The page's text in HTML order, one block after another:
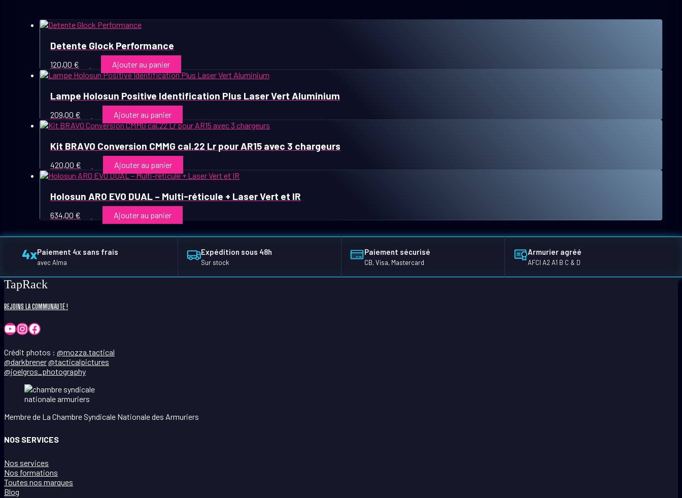
Detente Glock Performance
120,00 € Ajouter au panier
Lampe Holosun Positive Identification Plus Laser Vert Aluminium
209,00 € Ajouter au panier
Kit BRAVO Conversion CMMG cal.22 Lr pour AR15 avec 3 chargeurs
420,00 € Ajouter au panier
Holosun ARO EVO DUAL – Multi-réticule + Laser Vert et IR
634,00 € Ajouter au panier
Paiement 4x sans frais
avec Alma
Expédition sous 48h
Sur stock
Paiement sécurisé
CB, Visa, Mastercard
Armurier agréé
AFCI A2 A1 B C & D
TapRack
REJOINS LA COMMUNAUTÉ !
YouTube
Instagram
Facebook
Crédit photos : @mozza.tactical
@darkbrener@tacticalpictures
@joelgros_photography
Membre de La Chambre Syndicale Nationale des Armuriers
NOS SERVICES
Nos services
Nos formations
Toutes nos marques
Blog